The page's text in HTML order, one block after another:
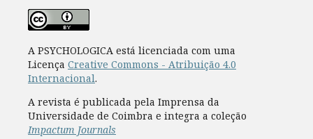
A PSYCHOLOGICA está licenciada com uma
Licença Creative Commons - Atribuição 4.0
Internacional.
A revista é publicada pela Imprensa da
Universidade de Coimbra e integra a coleção
Impactum Journals